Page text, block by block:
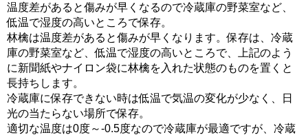
温度差があると傷みが早くなるので冷蔵庫の野菜室など、
低温で湿度の高いところで保存。
林檎は温度差があると傷みが早くなります。保存は、冷蔵
庫の野菜室など、低温で湿度の高いところで、上記のよう
に新聞紙やナイロン袋に林檎を入れた状態のものを置くと
長持ちします。
冷蔵庫に保存できない時は低温で気温の変化が少なく、日
光の当たらない場所で保存。
適切な温度は0度～-0.5度なので冷蔵庫が最適ですが、冷蔵